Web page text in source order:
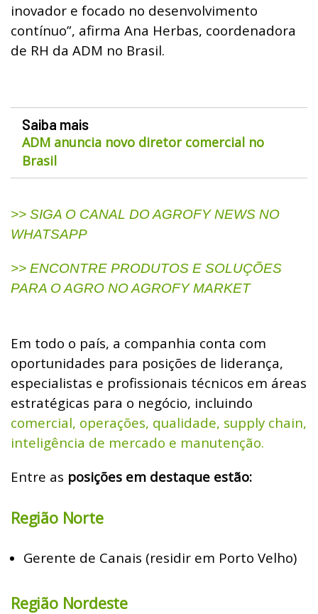
inovador e focado no desenvolvimento
contínuo”, afirma Ana Herbas, coordenadora
de RH da ADM no Brasil.
Saiba mais
ADM anuncia novo diretor comercial no
Brasil
>> SIGA O CANAL DO AGROFY NEWS NO
WHATSAPP
>> ENCONTRE PRODUTOS E SOLUÇÕES
PARA O AGRO NO AGROFY MARKET
Em todo o país, a companhia conta com
oportunidades para posições de liderança,
especialistas e profissionais técnicos em áreas
estratégicas para o negócio, incluindo
comercial, operações, qualidade, supply chain,
inteligência de mercado e manutenção.
Entre as posições em destaque estão:
Região Norte
Gerente de Canais (residir em Porto Velho)
Região Nordeste